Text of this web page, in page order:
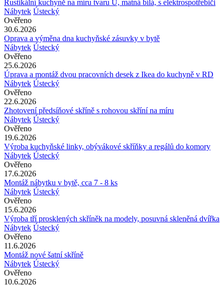
Rustikální kuchyně na míru tvaru U, matná bílá, s elektrospotřebiči
Nábytek Ústecký
Ověřeno
30.6.2026
Oprava a výměna dna kuchyňské zásuvky v bytě
Nábytek Ústecký
Ověřeno
25.6.2026
Úprava a montáž dvou pracovních desek z Ikea do kuchyně v RD
Nábytek Ústecký
Ověřeno
22.6.2026
Zhotovení předsíňové skříně s rohovou skříní na míru
Nábytek Ústecký
Ověřeno
19.6.2026
Výroba kuchyňské linky, obývákové skříňky a regálů do komory
Nábytek Ústecký
Ověřeno
17.6.2026
Montáž nábytku v bytě, cca 7 - 8 ks
Nábytek Ústecký
Ověřeno
15.6.2026
Výroba tří prosklených skříněk na modely, posuvná skleněná dvířka
Nábytek Ústecký
Ověřeno
11.6.2026
Montáž nové šatní skříně
Nábytek Ústecký
Ověřeno
10.6.2026